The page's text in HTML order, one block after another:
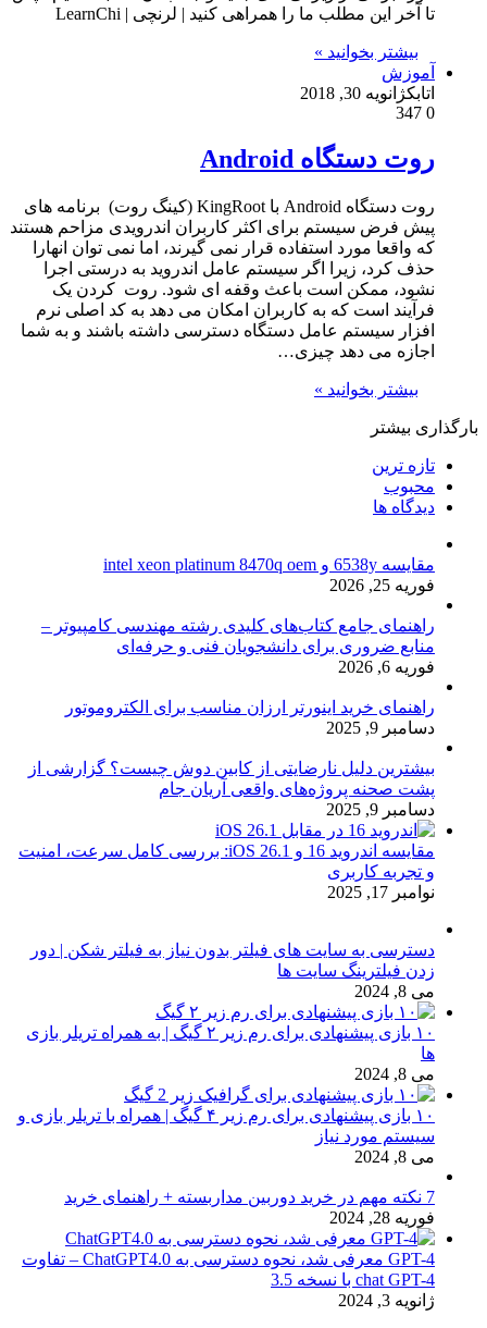
تا آخر این مطلب ما را همراهی کنید | لرنچی | LearnChi
بیشتر بخوانید »
آموزش
اتابکژانویه 30, 2018
0
روت دستگاه Android
روت دستگاه Android با KingRoot (کینگ روت) برنامه های
پیش فرض سیستم برای اکثر کاربران اندرویدی مزاحم هستند
که واقعا مورد استفاده قرار نمی گیرند، اما نمی توان انهارا
حذف کرد، زیرا اگر سیستم عامل اندروید به درستی اجرا
نشود، ممکن است باعث وقفه ای شود. روت کردن یک
فرآیند است که به کاربران امکان می دهد به کد اصلی نرم
افزار سیستم عامل دستگاه دسترسی داشته باشند و به شما
اجازه می دهد چیزی…
بیشتر بخوانید »
بارگذاری بیشتر
تازه ترین
محبوب
دیدگاه ها
مقایسه 6538y و intel xeon platinum 8470q oem
فوریه 25, 2026
راهنمای جامع کتاب‌های کلیدی رشته مهندسی کامپیوتر –
منابع ضروری برای دانشجویان فنی و حرفه‌ای
فوریه 6, 2026
راهنمای خرید اینورتر ارزان مناسب برای الکتروموتور
دسامبر 9, 2025
بیشترین دلیل نارضایتی از کابین دوش چیست؟ گزارشی از
پشت صحنه پروژه‌های واقعی آریان جام
دسامبر 9, 2025
مقایسه اندروید 16 و iOS 26.1: بررسی کامل سرعت، امنیت
و تجربه کاربری
نوامبر 17, 2025
دسترسی به سایت های فیلتر بدون نیاز به فیلتر شکن | دور
زدن فیلترینگ سایت ها
می 8, 2024
۱۰ بازی پیشنهادی برای رم زیر ۲ گیگ | به همراه تریلر بازی
ها
می 8, 2024
۱۰ بازی پیشنهادی برای رم زیر ۴ گیگ | همراه با تریلر بازی و
سیستم مورد نیاز
می 8, 2024
7 نکته مهم در خرید دوربین مداربسته + راهنمای خرید
فوریه 28, 2024
GPT-4 معرفی شد، نحوه دسترسی به ChatGPT4.0 – تفاوت
chat GPT-4 با نسخه 3.5
ژانویه 3, 2024